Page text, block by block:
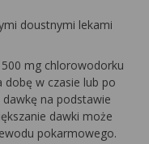
doustnymi lekami
mg chlorowodorku
w czasie lub po
dawkę na podstawie
dawki może
pokarmowego.